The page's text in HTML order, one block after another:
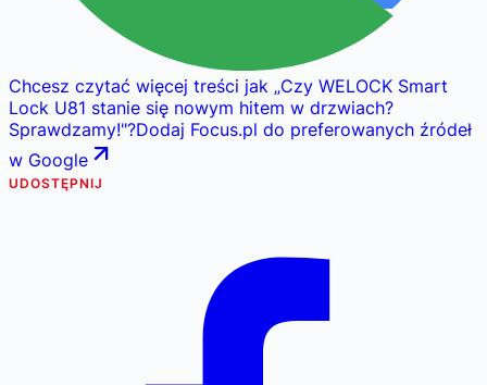
Chcesz czytać więcej treści jak „Czy WELOCK Smart
Lock U81 stanie się nowym hitem w drzwiach?
Sprawdzamy!"?Dodaj Focus.pl do preferowanych źródeł
w Google
UDOSTĘPNIJ